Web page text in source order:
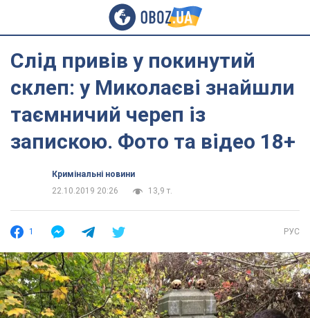
Слід привів у покинутий
склеп: у Миколаєві знайшли
таємничий череп із
запискою. Фото та відео 18+
Кримінальні новини
22.10.2019 20:26
13,9 т.
1 РУС